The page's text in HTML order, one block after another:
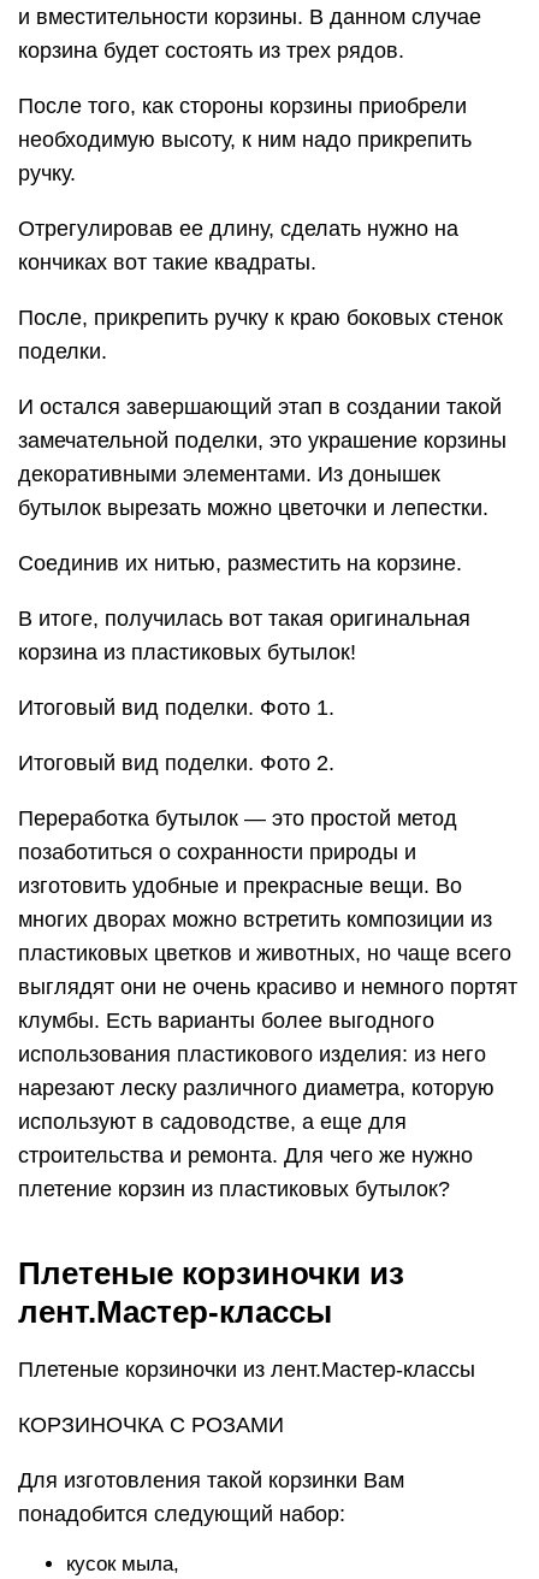
и вместительности корзины. В данном случае
корзина будет состоять из трех рядов.
После того, как стороны корзины приобрели
необходимую высоту, к ним надо прикрепить
ручку.
Отрегулировав ее длину, сделать нужно на
кончиках вот такие квадраты.
После, прикрепить ручку к краю боковых стенок
поделки.
И остался завершающий этап в создании такой
замечательной поделки, это украшение корзины
декоративными элементами. Из донышек
бутылок вырезать можно цветочки и лепестки.
Соединив их нитью, разместить на корзине.
В итоге, получилась вот такая оригинальная
корзина из пластиковых бутылок!
Итоговый вид поделки. Фото 1.
Итоговый вид поделки. Фото 2.
Переработка бутылок — это простой метод
позаботиться о сохранности природы и
изготовить удобные и прекрасные вещи. Во
многих дворах можно встретить композиции из
пластиковых цветков и животных, но чаще всего
выглядят они не очень красиво и немного портят
клумбы. Есть варианты более выгодного
использования пластикового изделия: из него
нарезают леску различного диаметра, которую
используют в садоводстве, а еще для
строительства и ремонта. Для чего же нужно
плетение корзин из пластиковых бутылок?
Плетеные корзиночки из
лент.Мастер-классы
Плетеные корзиночки из лент.Мастер-классы
КОРЗИНОЧКА С РОЗАМИ
Для изготовления такой корзинки Вам
понадобится следующий набор:
кусок мыла,